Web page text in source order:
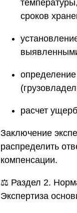
сроков
определение
расчет
Заключение
распределить
компенсации.
⚖️ Раздел 2.
Экспертиза